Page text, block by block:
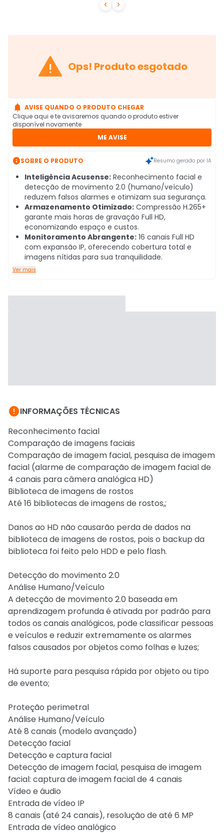
 
 Ops! Produto esgotado
 AVISE QUANDO O PRODUTO CHEGAR
Clique aqui e te avisaremos quando o produto estiver
disponível novamente
ME AVISE
SOBRE O PRODUTO Resumo gerado por IA
Inteligência Acusense: Reconhecimento facial e
detecção de movimento 2.0 (humano/veículo)
reduzem falsos alarmes e otimizam sua segurança.
Armazenamento Otimizado: Compressão H.265+
garante mais horas de gravação Full HD,
economizando espaço e custos.
Monitoramento Abrangente: 16 canais Full HD
com expansão IP, oferecendo cobertura total e
imagens nítidas para sua tranquilidade.
Ver mais
INFORMAÇÕES TÉCNICAS
Reconhecimento facial
Comparação de imagens faciais
Comparação de imagem facial, pesquisa de imagem
facial (alarme de comparação de imagem facial de
4 canais para câmera analógica HD)
Biblioteca de imagens de rostos
Até 16 bibliotecas de imagens de rostos,;
Danos ao HD não causarão perda de dados na
biblioteca de imagens de rostos, pois o backup da
biblioteca foi feito pelo HDD e pelo flash.
Detecção do movimento 2.0
Análise Humano/Veículo
A detecção de movimento 2.0 baseada em
aprendizagem profunda é ativada por padrão para
todos os canais analógicos, pode classificar pessoas
e veículos e reduzir extremamente os alarmes
falsos causados por objetos como folhas e luzes;
Há suporte para pesquisa rápida por objeto ou tipo
de evento;
Proteção perimetral
Análise Humano/Veículo
Até 8 canais (modelo avançado)
Detecção facial
Detecção e captura facial
Detecção de imagem facial, pesquisa de imagem
facial: captura de imagem facial de 4 canais
Vídeo e áudio
Entrada de vídeo IP
8 canais (até 24 canais), resolução de até 6 MP
Entrada de vídeo analógico